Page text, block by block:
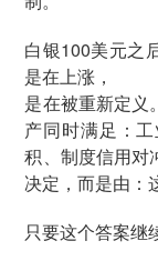
白银100美元之
是在上涨，
是在被重新定义
产同时满足：
积、制度信用对
决定，而是由：
只要这个答案继